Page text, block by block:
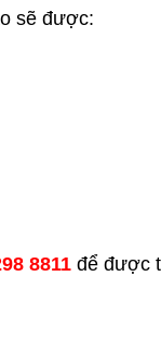
sẽ được:
8811 để được